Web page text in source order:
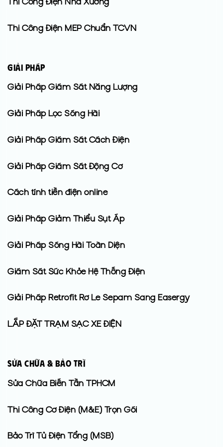
Thi Công Điện MEP Chuẩn TCVN
GIẢI PHÁP
Giải Pháp Giám Sát Năng Lượng
Giải Pháp Lọc Sóng Hài
Giải Pháp Giám Sát Cách Điện
Giải Pháp Giám Sát Động Cơ
Cách tính tiền điện online
Giải Pháp Giảm Thiểu Sụt Áp
Giải Pháp Sóng Hài Toàn Diện
Giám Sát Sức Khỏe Hệ Thống Điện
Giải Pháp Retrofit Rơ Le Sepam Sang Easergy
LẮP ĐẶT TRẠM SẠC XE ĐIỆN
Sửa Chữa & Bảo Trì
Sửa Chữa Biến Tần TPHCM
Thi Công Cơ Điện (M&E) Trọn Gói
Bảo Trì Tủ Điện Tổng (MSB)